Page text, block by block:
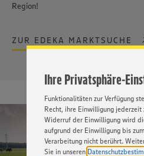
Ihre Privatsphäre-
Cookies und anderer
„EINSTELLUNGEN ÄNDERN”.
Basis Ihrer Einstellungen ggf.
Funktionalitäten zur Verfügung
Recht, ihre Einwilligung
Widerruf der Einwilligung wird
aufgrund der Einwilligung bis
Verarbeitung nicht berührt.
Sie in unseren
Region!
ZUR EDEKA MARKTSUCHE